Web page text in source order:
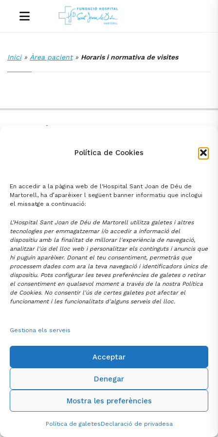
Política de Cookies
En accedir a la pàgina web de l'Hospital Sant Joan de Déu de
Martorell, ha d’aparèixer l següent banner informatiu que inclogui
el missatge a continuació:
L’Hospital Sant Joan de Déu de Martorell utilitza galetes i altres
tecnologies per emmagatzemar i/o accedir a informació del
dispositiu amb la finalitat de millorar l'experiència de navegació,
analitzar l'ús del lloc web i personalitzar els continguts i anuncis que
hi puguin aparèixer. Donant el teu consentiment, permetràs que
processem dades com ara la teva navegació i identificadors únics de
dispositiu. Pots configurar les teves preferències de galetes o retirar
el consentiment en qualsevol moment a través de la nostra Política
de Cookies. No consentir l'ús de certes galetes pot afectar el
funcionament i les funcionalitats d'alguns serveis del lloc.
Gestiona els serveis
Acceptar
Denegar
Mostra les preferències
Política de galetesDeclaració de privadesa
Inici» Àrea pacient» Horaris i normativa de visites
Martorell (08760)
Col·laboradors:
Avís Legal | Política de Privacitat | Política de Cookies | Mapa web